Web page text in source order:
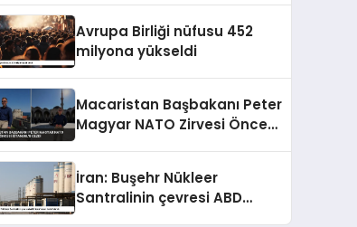
Avrupa Birliği nüfusu 452
milyona yükseldi
Macaristan Başbakanı Peter
Magyar NATO Zirvesi Öncesi
İran: Buşehr Nükleer
Santralinin çevresi ABD